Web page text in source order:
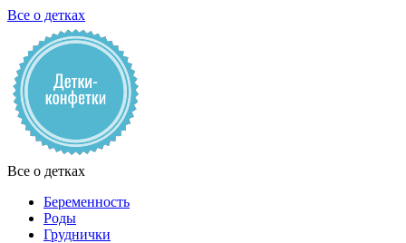
Все о детках
Все о детках
Беременность
Роды
Груднички